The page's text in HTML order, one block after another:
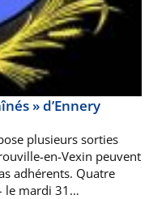
» d’Ennery
plusieurs sorties
en-Vexin peuvent
adhérents. Quatre
le mardi 31…